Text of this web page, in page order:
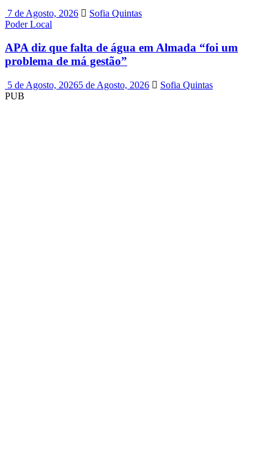
7 de Agosto, 2026
Sofia Quintas
Poder Local
APA diz que falta de água em Almada “foi um
problema de má gestão”
5 de Agosto, 20265 de Agosto, 2026
Sofia Quintas
PUB